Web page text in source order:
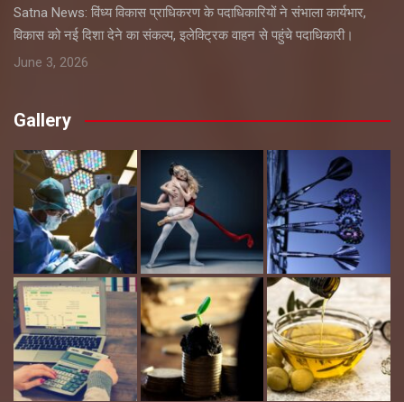
Satna News: विंध्य विकास प्राधिकरण के पदाधिकारियों ने संभाला कार्यभार,
विकास को नई दिशा देने का संकल्प, इलेक्ट्रिक वाहन से पहुंचे पदाधिकारी।
June 3, 2026
Gallery